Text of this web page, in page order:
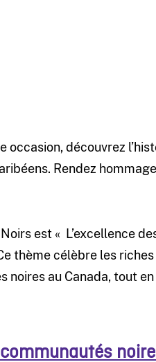
occasion, découvrez
Rendez
est « L’excellence
thème célèbre les
au Canada, tout